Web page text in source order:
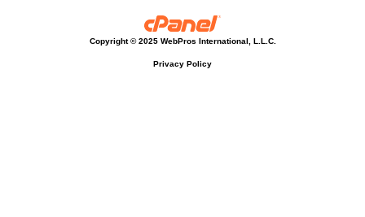
Copyright © 2025 WebPros International, L.L.C.
Privacy Policy